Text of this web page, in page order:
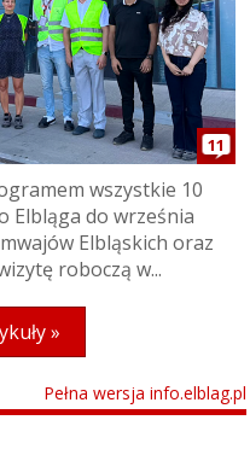
11
wszystkie 10
Elbląga do września
Elbląskich oraz
roboczą w...
»
Pełna wersja info.elblag.pl